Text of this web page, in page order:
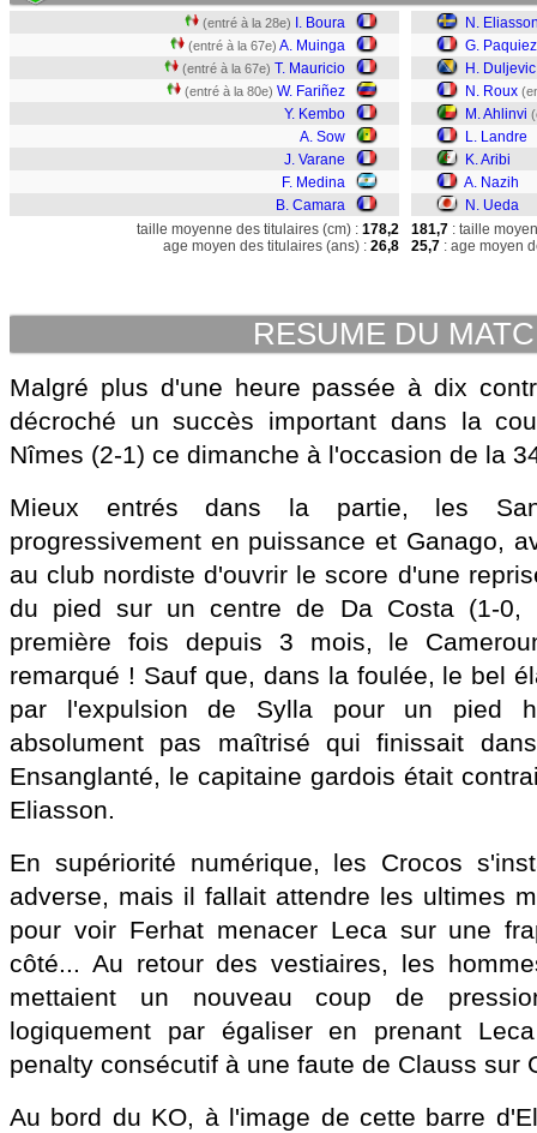
(entré à la 28e) I. Boura
(entré à la 67e) A. Muinga
(entré à la 67e) T. Mauricio
(entré à la 80e) W. Fariñez
Y. Kembo
A. Sow
J. Varane
F. Medina
B. Camara
N.
G. Paquiez
H. Duljevic
N. Roux
M. Ahlinvi
L. Landre
K. Aribi
A. Nazih
N. Ueda
taille moyenne des titulaires (cm) : 178,2
age moyen des titulaires (ans) : 26,8
181,7 : taille
25,7 : age moyen
RESUME DU
Malgré plus d'une heure passée à dix
décroché un succès important dans la
Nîmes (2-1) ce dimanche à l'occasion de la
Mieux entrés dans la partie, les
progressivement en puissance et Ganago,
au club nordiste d'ouvrir le score d'une
du pied sur un centre de Da Costa (1-0,
première fois depuis 3 mois, le
remarqué ! Sauf que, dans la foulée, le bel
par l'expulsion de Sylla pour un pied
absolument pas maîtrisé qui finissait
Ensanglanté, le capitaine gardois était
Eliasson.
En supériorité numérique, les Crocos
adverse, mais il fallait attendre les ultimes
pour voir Ferhat menacer Leca sur une
côté... Au retour des vestiaires, les
mettaient un nouveau coup de
logiquement par égaliser en prenant
penalty consécutif à une faute de Clauss sur
Au bord du KO, à l'image de cette barre